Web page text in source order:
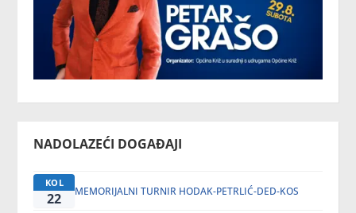
NADOLAZEĆI DOGAĐAJI
KOL
22 MEMORIJALNI TURNIR HODAK-PETRLIĆ-DED-KOS